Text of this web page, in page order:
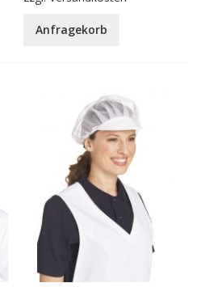
Anfragekorb